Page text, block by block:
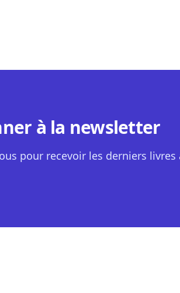
à la newsletter
pour recevoir les derniers